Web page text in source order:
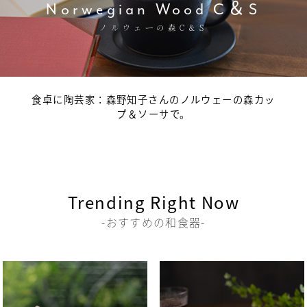
Norwegian Wood C＆S
ノルウェーの森C＆S
食卓に陶芸家：森野知子さんのノルウェーの森カッ
プ＆ソーサで。
Trending Right Now
-おすすめの和食器-